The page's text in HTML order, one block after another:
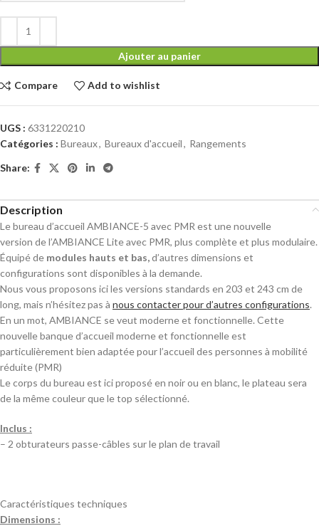
Ajouter au panier
Compare Add to wishlist
UGS : 6331220210
Catégories : Bureaux, Bureaux d'accueil, Rangements
Share:
Description
Le bureau d’accueil AMBIANCE-5 avec PMR est une nouvelle
version de l’AMBIANCE Lite avec PMR, plus complète et plus modulaire.
Équipé de modules hauts et bas,d’autres dimensions et
configurations sont disponibles à la demande.
Nous vous proposons ici les versions standards en 203 et 243 cm de
long, mais n’hésitez pas à nous contacter pour d’autres configurations.
En un mot, AMBIANCE se veut moderne et fonctionnelle. Cette
nouvelle banque d’accueil moderne et fonctionnelle est
particulièrement bien adaptée pour l’accueil des personnes à mobilité
réduite (PMR)
Le corps du bureau est ici proposé en noir ou en blanc, le plateau sera
de la même couleur que le top sélectionné.
Inclus :
– 2 obturateurs passe-câbles sur le plan de travail
Caractéristiques techniques
Dimensions :